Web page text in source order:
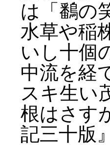
は「鷭の
水草や稲
いし十個
中流を経
スキ生い
根はさす
記三十版